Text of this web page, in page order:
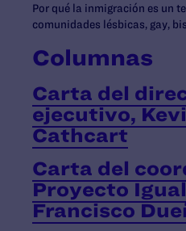
Por qué la inmigración es un
comunidades lésbicas, gay,
Columnas
Carta del
ejecutivo,
Cathcart
Carta del
Proyecto
Francisco